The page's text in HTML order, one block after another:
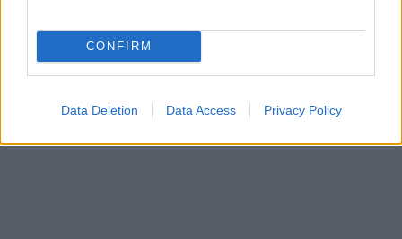
CONFIRM
Data Deletion Data Access Privacy Policy